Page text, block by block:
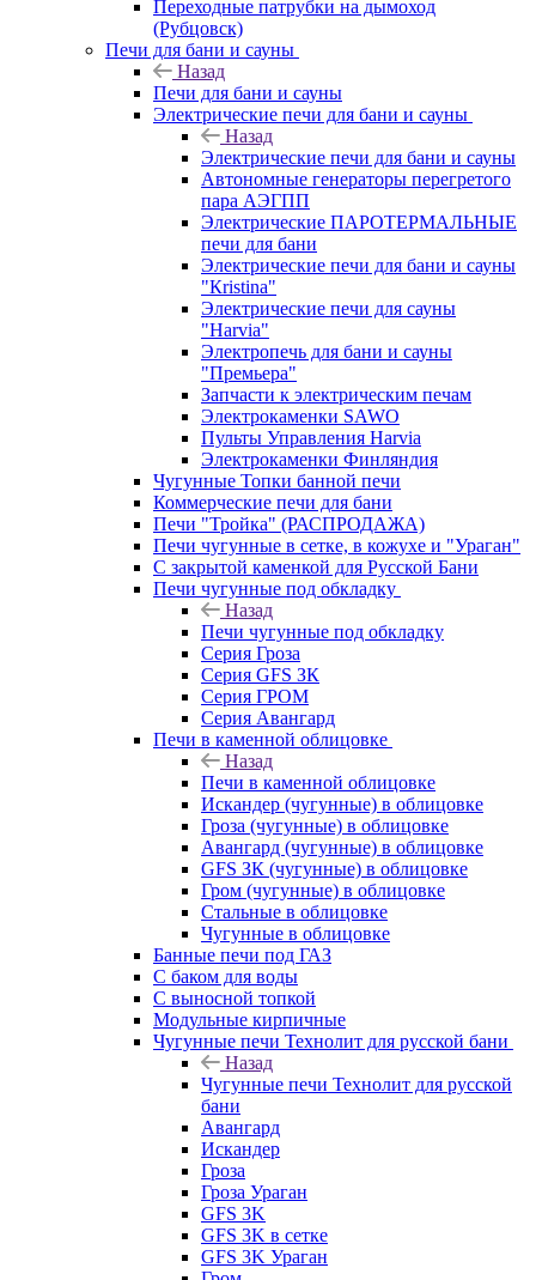
Переходные патрубки на дымоход
(Рубцовск)
Печи для бани и сауны
Назад
Печи для бани и сауны
Электрические печи для бани и сауны
Назад
Электрические печи для бани и сауны
Автономные генераторы перегретого
пара АЭГПП
Электрические ПАРОТЕРМАЛЬНЫЕ
печи для бани
Электрические печи для бани и сауны
"Кristina"
Электрические печи для сауны
"Harvia"
Электропечь для бани и сауны
"Премьера"
Запчасти к электрическим печам
Электрокаменки SAWO
Пульты Управления Harvia
Электрокаменки Финляндия
Чугунные Топки банной печи
Коммерческие печи для бани
Печи "Тройка" (РАСПРОДАЖА)
Печи чугунные в сетке, в кожухе и "Ураган"
С закрытой каменкой для Русской Бани
Печи чугунные под обкладку
Назад
Печи чугунные под обкладку
Серия Гроза
Серия GFS ЗК
Серия ГРОМ
Серия Авангард
Печи в каменной облицовке
Назад
Печи в каменной облицовке
Искандер (чугунные) в облицовке
Гроза (чугунные) в облицовке
Авангард (чугунные) в облицовке
GFS ЗК (чугунные) в облицовке
Гром (чугунные) в облицовке
Стальные в облицовке
Чугунные в облицовке
Банные печи под ГАЗ
С баком для воды
С выносной топкой
Модульные кирпичные
Чугунные печи Технолит для русской бани
Назад
Чугунные печи Технолит для русской
бани
Авангард
Искандер
Гроза
Гроза Ураган
GFS 3K
GFS 3K в сетке
GFS 3K Ураган